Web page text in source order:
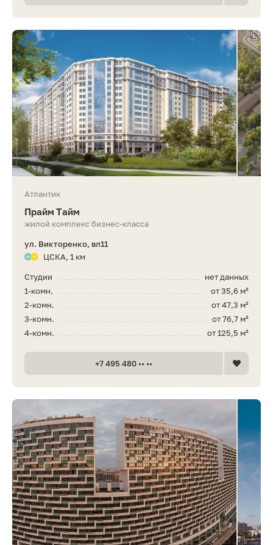
Атлантик
Прайм Тайм
жилой комплекс бизнес-класса
ул. Викторенко, вл11
ЦСКА, 1 км
нет данных
Студии
от 35,6 м²
1-комн.
от 47,3 м²
2-комн.
от 76,7 м²
3-комн.
от 125,5 м²
4-комн.
+7 495 480 •• ••